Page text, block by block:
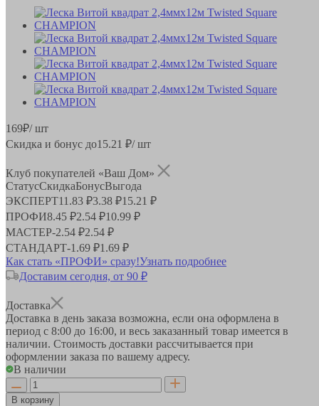
169₽/ шт
Скидка и бонус до15.21 ₽/ шт
Клуб покупателей «Ваш Дом»
СтатусСкидкаБонусВыгода
ЭКСПЕРТ11.83 ₽3.38 ₽15.21 ₽
ПРОФИ8.45 ₽2.54 ₽10.99 ₽
МАСТЕР-2.54 ₽2.54 ₽
СТАНДАРТ-1.69 ₽1.69 ₽
Как стать «ПРОФИ» сразу!Узнать подробнее
Доставим сегодня, от 90 ₽
Доставка
Доставка в день заказа возможна, если она оформлена в
период с 8:00 до 16:00, и весь заказанный товар имеется в
наличии. Стоимость доставки рассчитывается при
оформлении заказа по вашему адресу.
В наличии
В корзину